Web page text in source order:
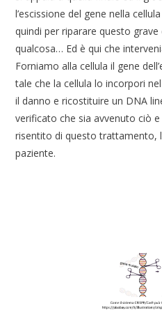
l’escissione del gene nella
quindi per riparare questo
qualcosa… Ed è qui che
Forniamo alla cellula il gene
tale che la cellula lo incorpori
il danno e ricostituire un DNA
verificato che sia avvenuto ciò
risentito di questo trattamento,
paziente.